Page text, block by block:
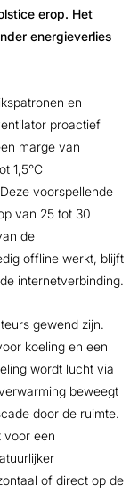
erop. Het
energieverlies
en
proactief
marge van
1,5°C
voorspellende
van 25 tot 30
de
offline werkt, blijft
internetverbinding.
gewend zijn.
koeling en een
wordt lucht via
beweegt
door de ruimte.
voor een
of direct op de